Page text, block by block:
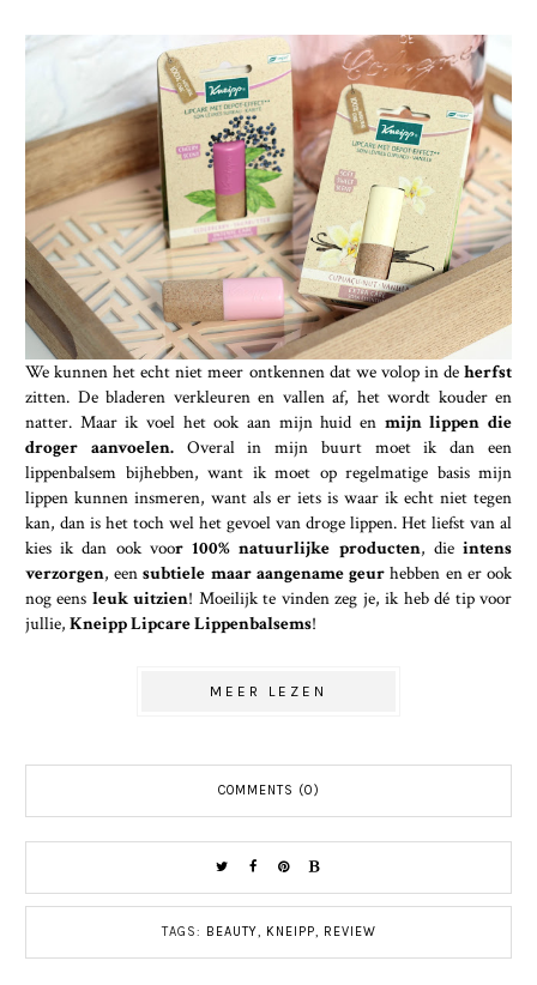
We kunnen het echt niet meer ontkennen dat we volop in de herfst
zitten. De bladeren verkleuren en vallen af, het wordt kouder en
natter. Maar ik voel het ook aan mijn huid en mijn lippen die
droger aanvoelen.Overal in mijn buurt moet ik dan een
lippenbalsem bijhebben, want ik moet op regelmatige basis mijn
lippen kunnen insmeren, want als er iets is waar ik echt niet tegen
kan, dan is het toch wel het gevoel van droge lippen. Het liefst van al
kies ik dan ook voor 100% natuurlijke producten, dieintens
verzorgen, eensubtiele maar aangename geur hebben en er ook
nog eens leuk uitzien! Moeilijk te vinden zeg je, ik heb dé tip voor
jullie, Kneipp Lipcare Lippenbalsems!
MEER LEZEN
COMMENTS (0)
TAGS: BEAUTY, KNEIPP, REVIEW